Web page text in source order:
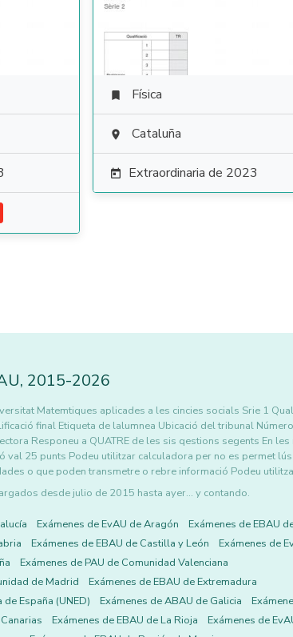
 Física
 Cataluña
 Extraordinaria de 2023
, 2015-2026
Matemtiques aplicades a les cincies socials Srie 1
final Etiqueta de lalumnea Ubicació del tribunal
Responeu a QUATRE de les sis qestions segents En
val 25 punts Podeu utilitzar calculadora per no es permet
o que poden transmetre o rebre informació Podeu
desde julio de 2015 hasta ayer... y contando.
Exámenes de EvAU de Aragón
Exámenes de EBAU
Exámenes de EBAU de Castilla y León
Exámenes de
Exámenes de PAU de Comunidad Valenciana
de Madrid
Exámenes de EBAU de Extremadura
de España (UNED)
Exámenes de ABAU de Galicia
Exámenes de EBAU de La Rioja
Exámenes de